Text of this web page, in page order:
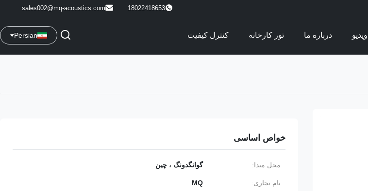
18022418653
sales002@mq-acoustics.com
ویدیو درباره ما تور کارخانه کنترل کیفیت Persian
خواص اساسی
محل مبدا: گوانگدونگ ، چین
نام تجاری: MQ